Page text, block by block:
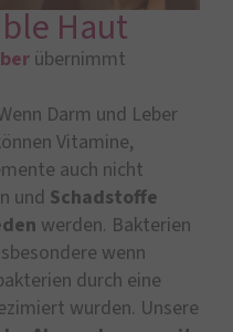
Haut
übernimmt
Darm und Leber
Vitamine,
auch nicht
und Schadstoffe
werden. Bakterien
wenn
durch eine
wurden. Unsere